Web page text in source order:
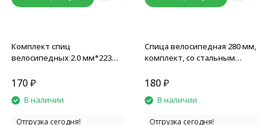
Комплект спиц
велосипедных 2.0 мм*223
серебристые, 18 шт
170₽
В наличии
Отгрузка сегодня!
Спица велосипедная 280 мм,
комплект, со стальным
2 мм, 18 шт
180₽
В наличии
Отгрузка сегодня!